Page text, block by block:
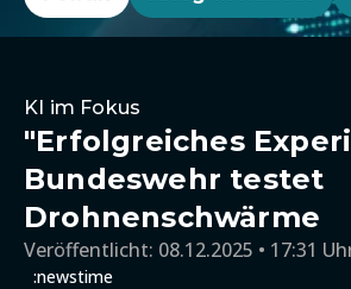
KI im Fokus
"Erfolgreiches
Bundeswehr testet
Drohnenschwärme
Veröffentlicht: 08.12.2025 • 17:31
:newstime